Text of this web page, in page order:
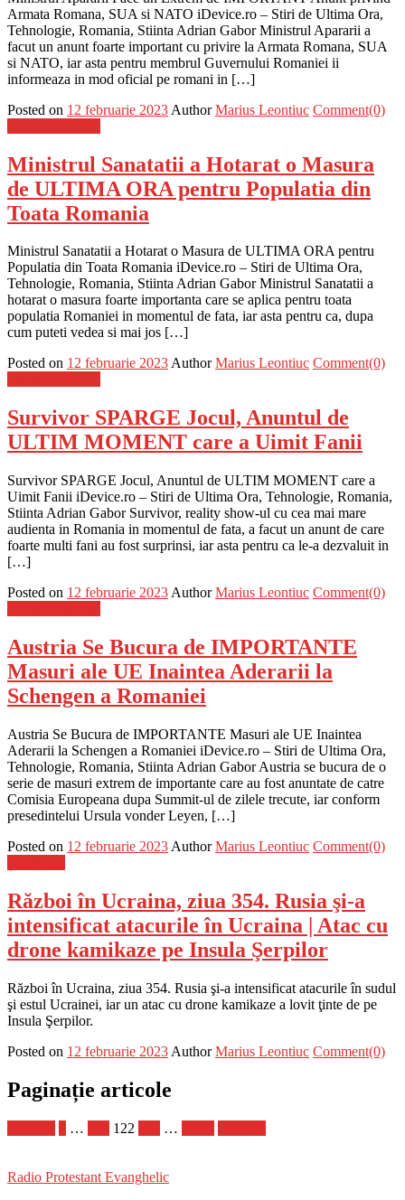
Armata Romana, SUA si NATO iDevice.ro – Stiri de Ultima Ora,
Tehnologie, Romania, Stiinta Adrian Gabor Ministrul Apararii a
facut un anunt foarte important cu privire la Armata Romana, SUA
si NATO, iar asta pentru membrul Guvernului Romaniei ii
informeaza in mod oficial pe romani in […]
Posted on 12 februarie 2023 Author Marius Leontiuc Comment(0)
Ministrul Sanatatii a Hotarat o Masura
de ULTIMA ORA pentru Populatia din
Toata Romania
Ministrul Sanatatii a Hotarat o Masura de ULTIMA ORA pentru
Populatia din Toata Romania iDevice.ro – Stiri de Ultima Ora,
Tehnologie, Romania, Stiinta Adrian Gabor Ministrul Sanatatii a
hotarat o masura foarte importanta care se aplica pentru toata
populatia Romaniei in momentul de fata, iar asta pentru ca, dupa
cum puteti vedea si mai jos […]
Posted on 12 februarie 2023Author Marius Leontiuc Comment(0)
Survivor SPARGE Jocul, Anuntul de
ULTIM MOMENT care a Uimit Fanii
Survivor SPARGE Jocul, Anuntul de ULTIM MOMENT care a
Uimit Fanii iDevice.ro – Stiri de Ultima Ora, Tehnologie, Romania,
Stiinta Adrian Gabor Survivor, reality show-ul cu cea mai mare
audienta in Romania in momentul de fata, a facut un anunt de care
foarte multi fani au fost surprinsi, iar asta pentru ca le-a dezvaluit in
[…]
Posted on 12 februarie 2023 Author Marius Leontiuc Comment(0)
Austria Se Bucura de IMPORTANTE
Masuri ale UE Inaintea Aderarii la
Schengen a Romaniei
Austria Se Bucura de IMPORTANTE Masuri ale UE Inaintea
Aderarii la Schengen a Romaniei iDevice.ro – Stiri de Ultima Ora,
Tehnologie, Romania, Stiinta Adrian Gabor Austria se bucura de o
serie de masuri extrem de importante care au fost anuntate de catre
Comisia Europeana dupa Summit-ul de zilele trecute, iar conform
presedintelui Ursula vonder Leyen, […]
Posted on 12 februarie 2023 Author Marius Leontiuc Comment(0)
Război în Ucraina, ziua 354. Rusia şi-a
intensificat atacurile în Ucraina | Atac cu
drone kamikaze pe Insula Şerpilor
Război în Ucraina, ziua 354. Rusia şi-a intensificat atacurile în sudul
şi estul Ucrainei, iar un atac cu drone kamikaze a lovit ţinte de pe
Insula Şerpilor.
Posted on 12 februarie 2023 Author Marius Leontiuc Comment(0)
Paginație articole
… 122 …
Radio Protestant Evanghelic